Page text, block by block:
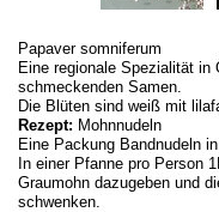
Papaver somniferum
Eine regionale Spezialität
schmeckenden Samen.
Die Blüten sind weiß mit
Rezept: Mohnnudeln
Eine Packung Bandnudeln
In einer Pfanne pro Person
Graumohn dazugeben und
schwenken.